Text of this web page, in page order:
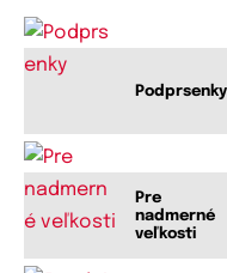
Podprsenky
Pre
nadmerné
veľkosti